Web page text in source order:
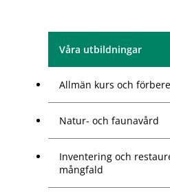
Våra utbildningar
Allmän kurs och
Natur- och faunavård
Inventering och
mångfald